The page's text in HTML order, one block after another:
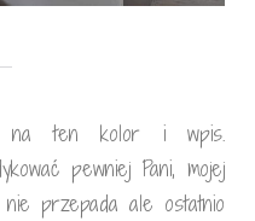
na ten kolor i wpis.
pewniej Pani, mojej
przepada ale ostatnio